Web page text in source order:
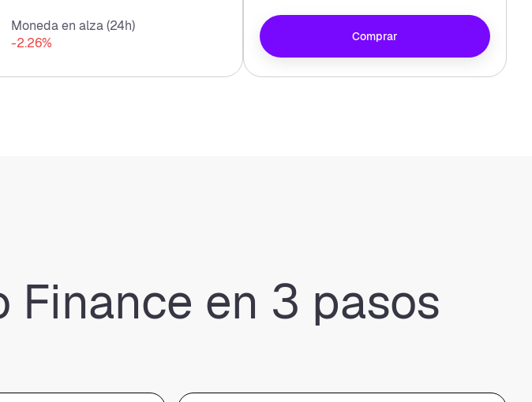
Moneda en alza (24h)
-2.26%
Comprar
Finance en 3 pasos